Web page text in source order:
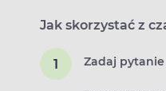
Jak skorzystać z
Zadaj